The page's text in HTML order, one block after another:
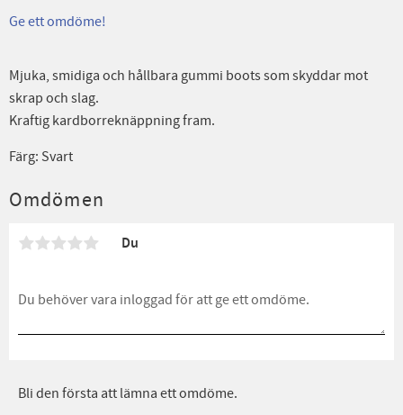
Ge ett omdöme!
Mjuka, smidiga och hållbara gummi boots som skyddar mot
skrap och slag.
Kraftig kardborreknäppning fram.
Färg: Svart
Omdömen
Du
Bli den första att lämna ett omdöme.